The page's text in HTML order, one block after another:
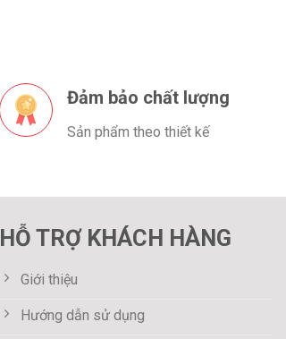
Đảm bảo chất lượng
Sản phẩm theo thiết kế
HỖ TRỢ KHÁCH HÀNG
Giới thiệu
Hướng dẫn sử dụng